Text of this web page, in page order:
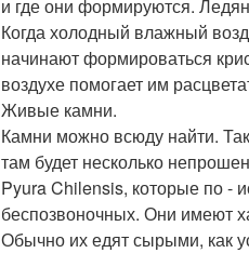
и где они формируются.
Когда холодный влажный
начинают формироваться
воздухе помогает им
Живые камни.
Камни можно всюду найти.
там будет несколько
Pyura Chilensis, которые по -
беспозвоночных. Они имеют
Обычно их едят сырыми, как